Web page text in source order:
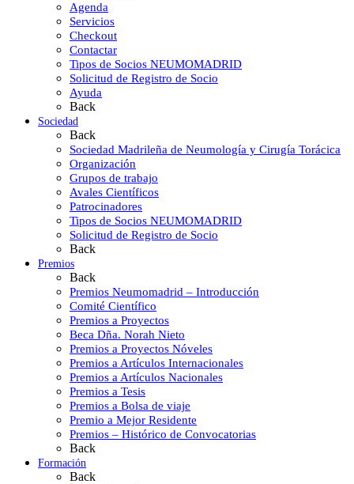
Agenda
Servicios
Checkout
Contactar
Tipos de Socios NEUMOMADRID
Solicitud de Registro de Socio
Ayuda
Back
Sociedad
Back
Sociedad Madrileña de Neumología y Cirugía Torácica
Organización
Grupos de trabajo
Avales Científicos
Patrocinadores
Tipos de Socios NEUMOMADRID
Solicitud de Registro de Socio
Back
Premios
Back
Premios Neumomadrid – Introducción
Comité Científico
Premios a Proyectos
Beca Dña. Norah Nieto
Premios a Proyectos Nóveles
Premios a Artículos Internacionales
Premios a Artículos Nacionales
Premios a Tesis
Premios a Bolsa de viaje
Premio a Mejor Residente
Premios – Histórico de Convocatorias
Back
Formación
Back